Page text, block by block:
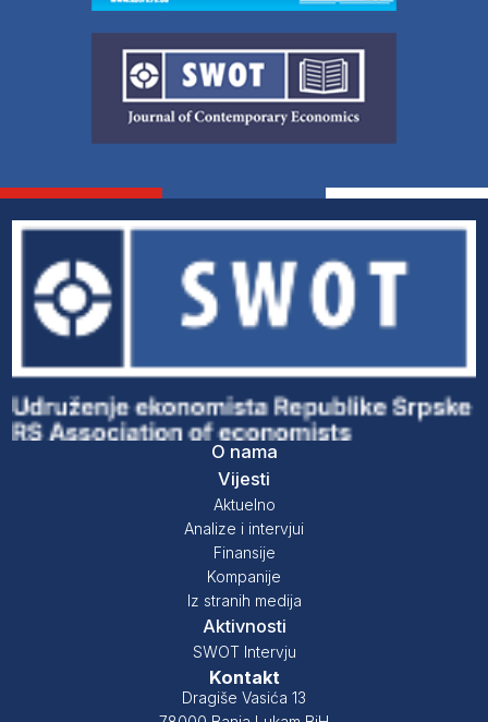
O nama
Vijesti
Aktuelno
Analize i intervjui
Finansije
Kompanije
Iz stranih medija
Aktivnosti
SWOT Intervju
Kontakt
Dragiše Vasića 13